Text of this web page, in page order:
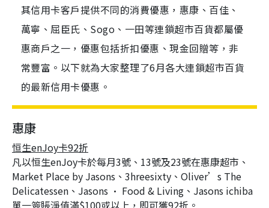
其信用卡客戶提供不同的消費優惠，惠康、百佳、
萬寧、屈臣氏、Sogo、一田等連鎖超市百貨都屬優
惠商戶之一，優惠包括折扣優惠、現金回贈等，非
常豐富。以下就為大家整理了6月各大連鎖超市百貨
的最新信用卡優惠。
惠康
恒生enJoy卡92折
凡以恒生enJoy卡於每月3號、13號及23號在惠康超市、
Market Place by Jasons、3hreesixty、Oliver’s The
Delicatessen、Jasons • Food & Living、Jasons ichiba
單一簽賬淨值滿$100或以上，即可獲92折。